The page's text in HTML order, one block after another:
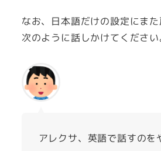
なお、日本語だけの設定にまた
次のように話しかけてください
アレクサ、英語で話すのを